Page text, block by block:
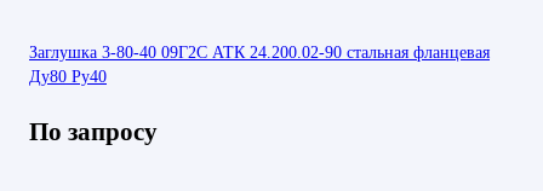
Заглушка 3-80-40 09Г2С АТК 24.200.02-90 стальная фланцевая
Ду80 Ру40
По запросу